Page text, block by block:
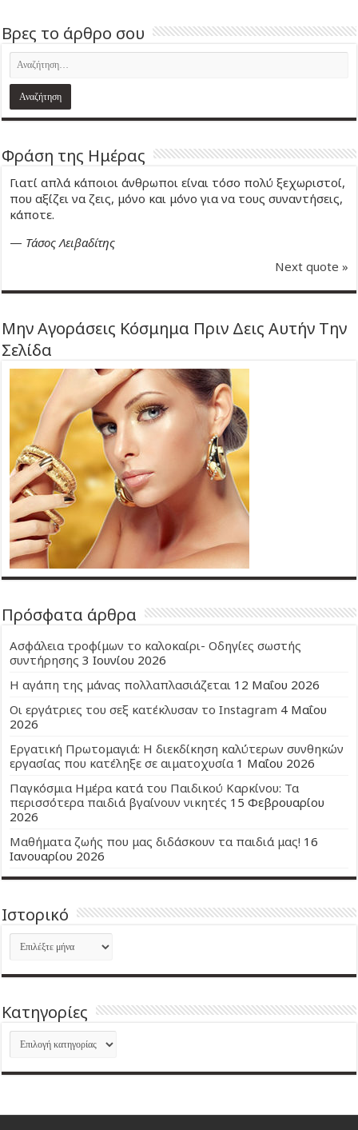
Βρες το άρθρο σου
Φράση της Ημέρας
Γιατί απλά κάποιοι άνθρωποι είναι τόσο πολύ ξεχωριστοί,
που αξίζει να ζεις, μόνο και μόνο για να τους συναντήσεις,
κάποτε.
— Τάσος Λειβαδίτης
Next quote »
Μην Αγοράσεις Κόσμημα Πριν Δεις Αυτήν Την
Σελίδα
Πρόσφατα άρθρα
Ασφάλεια τροφίμων το καλοκαίρι- Οδηγίες σωστής
συντήρησης 3 Ιουνίου 2026
Η αγάπη της μάνας πολλαπλασιάζεται 12 Μαΐου 2026
Οι εργάτριες του σεξ κατέκλυσαν το Instagram 4 Μαΐου
2026
Εργατική Πρωτομαγιά: Η διεκδίκηση καλύτερων συνθηκών
εργασίας που κατέληξε σε αιματοχυσία 1 Μαΐου 2026
Παγκόσμια Ημέρα κατά του Παιδικού Καρκίνου: Τα
περισσότερα παιδιά βγαίνουν νικητές 15 Φεβρουαρίου
2026
Μαθήματα ζωής που μας διδάσκουν τα παιδιά μας! 16
Ιανουαρίου 2026
Ιστορικό
Ιστορικό
Kατηγορίες
Kατηγορίες